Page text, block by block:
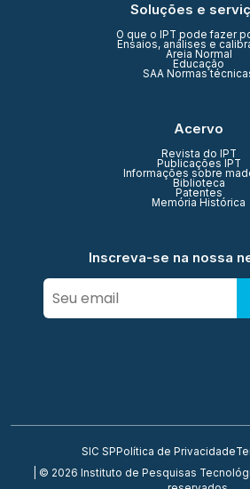
Soluções e
O que o IPT pode fazer
Ensaios, análises e
Areia Normal
Educação
SAA Normas
Acervo
Revista do IPT
Publicações IPT
Informações sobre
Biblioteca
Patentes
Memória Histórica
Inscreva-se na nossa
SIC SP Política de Privacidade
| © 2026 Instituto de Pesquisas